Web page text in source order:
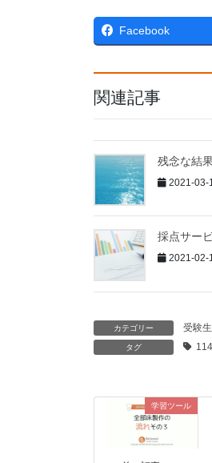
Facebook
関連記事
残念な結
2021-03-
採点サー
2021-02-
カテゴリー 受験
タグ
学習ツール